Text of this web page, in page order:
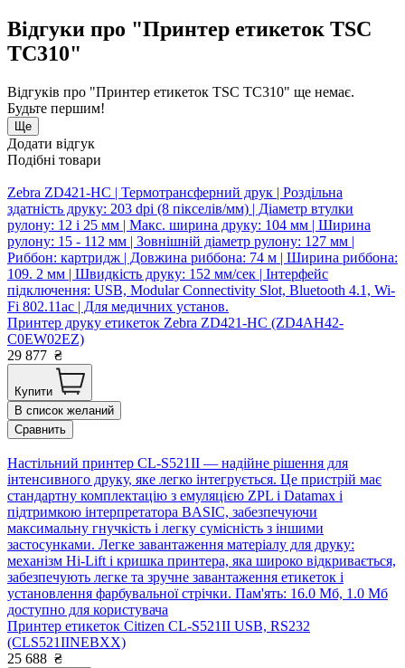
Відгуки про "Принтер етикеток TSC
TC310"
Відгуків про "Принтер етикеток TSC TC310" ще немає.
Будьте першим!
Ще
Додати відгук
Подібні товари
Zebra ZD421-HC | Термотрансферний друк | Роздільна
здатність друку: 203 dpi (8 пікселів/мм) | Діаметр втулки
рулону: 12 і 25 мм | Макс. ширина друку: 104 мм | Ширина
рулону: 15 - 112 мм | Зовнішній діаметр рулону: 127 мм |
Риббон: картридж | Довжина риббона: 74 м | Ширина риббона:
109. 2 мм | Швидкість друку: 152 мм/сек | Інтерфейс
підключення: USB, Modular Connectivity Slot, Bluetooth 4.1, Wi-
Fi 802.11ac | Для медичних установ.
Принтер друку етикеток Zebra ZD421-HC (ZD4AH42-
C0EW02EZ)
29 877 ₴
Купити
В список желаний
Сравнить
Настільний принтер CL-S521II — надійне рішення для
інтенсивного друку, яке легко інтегрується. Це пристрій має
стандартну комплектацію з емуляцією ZPL і Datamax і
підтримкою інтерпретатора BASIC, забезпечуючи
максимальну гнучкість і легку сумісність з іншими
застосунками. Легке завантаження матеріалу для друку:
механізм Hi-Lift і кришка принтера, яка широко відкривається,
забезпечують легке та зручне завантаження етикеток і
установлення фарбувальної стрічки. Пам'ять: 16.0 Мб, 1.0 Мб
доступно для користувача
Принтер етикеток Citizen CL-S521ІІ USB, RS232
(CLS521IINEBXX)
25 688 ₴